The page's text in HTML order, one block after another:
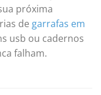
próxima
de garrafas em
usb ou cadernos
falham.